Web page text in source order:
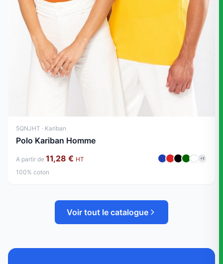
5QNJHT · Kariban
Polo Kariban Homme
A partir de 11,28 € HT +1
100% coton
Voir tout le catalogue